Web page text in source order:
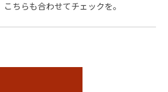
ちらも合わせてチェックを。